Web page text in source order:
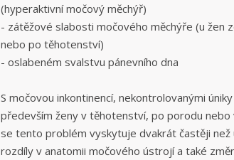
(hyperaktivní močový měchýř)
- zátěžové slabosti močového měchýře (u žen
nebo po těhotenství)
- oslabeném svalstvu pánevního dna
S močovou inkontinencí, nekontrolovanými
především ženy v těhotenství, po porodu nebo
se tento problém vyskytuje dvakrát častěji než
rozdíly v anatomii močového ústrojí a také